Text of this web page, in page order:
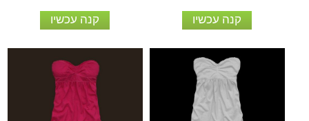
קנה עכשיו קנה עכשיו